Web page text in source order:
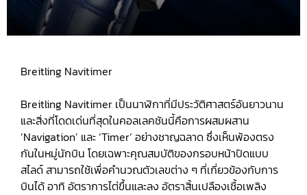
Breitling Navitimer
Breitling Navitimer เป็นนาฬิกาที่มีประวัติศาสตร์อันยาวนาน
และสิ่งที่โดดเด่นที่สุดในคอลเลคชันนี้คือการผสมผสาน
‘Navigation’ และ ‘Timer’ อย่างชาญฉลาด ซึ่งเห็นพ้องตรง
กันในหมู่นักบิน โดยเฉพาะคุณสมบัติของกรอบหน้าปัดแบบ
สไลด์ สามารถใช้เพื่อคำนวณตัวเลขต่าง ๆ ที่เกี่ยวข้องกับการ
บินได้ อาทิ อัตราการไต่ขึ้นและลง อัตราสิ้นเปลืองเชื้อเพลิง